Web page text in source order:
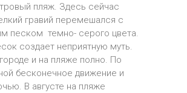
пляж. Здесь сейчас
гравий перемешался с
песком темно- серого цвета.
создает неприятную муть.
и на пляже полно. По
бесконечное движение и
В августе на пляже